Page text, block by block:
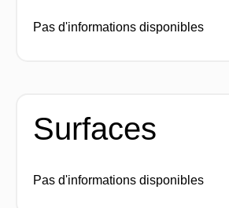
Pas d'informations disponibles
Surfaces
Pas d'informations disponibles